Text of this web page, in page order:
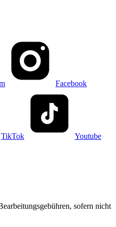
Facebook
TikTok Youtube
sofern nicht